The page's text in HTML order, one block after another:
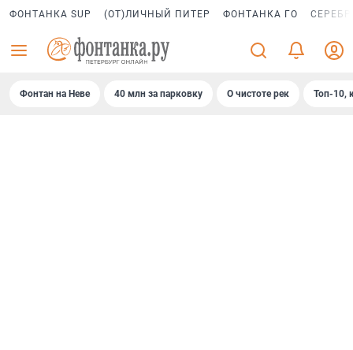
ФОНТАНКА SUP (ОТ)ЛИЧНЫЙ ПИТЕР ФОНТАНКА ГО
Фонтан на Неве 40 млн за парковку О чистоте рек Топ-10,